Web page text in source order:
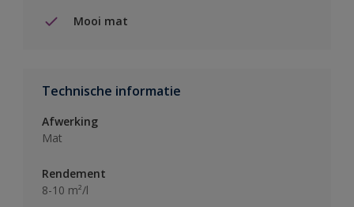
Mooi mat
Technische informatie
Afwerking
Mat
Rendement
8-10 m²/l